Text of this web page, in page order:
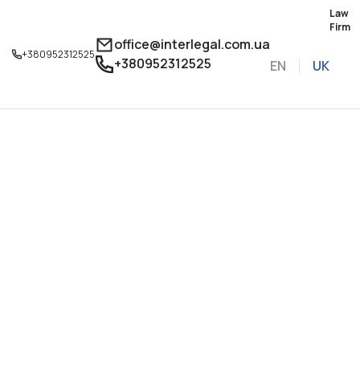
+380952312525
Law
Firm
office@interlegal.com.ua
+380952312525
EN UK